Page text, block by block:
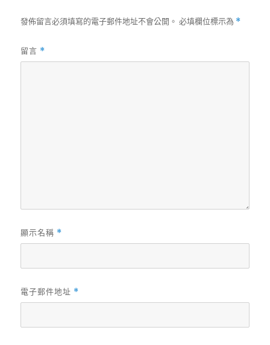
發佈留言必須填寫的電子郵件地址不會公開。 必填欄位標示為 *
留言 *
顯示名稱 *
電子郵件地址 *